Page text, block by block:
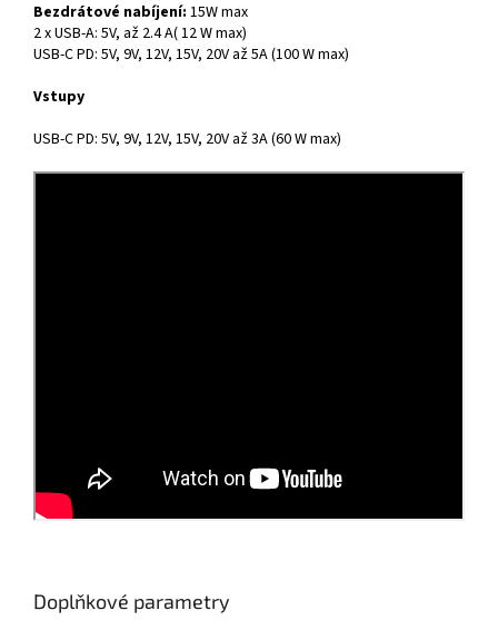
Bezdrátové nabíjení: 15W max
2 x USB-A: 5V, až 2.4 A( 12 W max)
USB-C PD: 5V, 9V, 12V, 15V, 20V až 5A (100 W max)
Vstupy
USB-C PD: 5V, 9V, 12V, 15V, 20V až 3A (60 W max)
Doplňkové parametry